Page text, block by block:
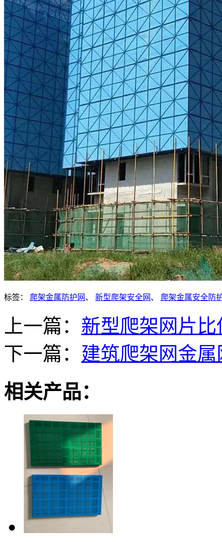
标签： 爬架金属防护网 、 新型爬架安全网 、 爬架金属安全防
上一篇： 新型爬架网片
下一篇： 建筑爬架网金
相关产品：